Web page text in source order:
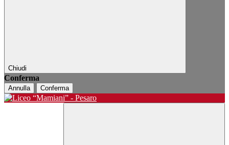
Chiudi
Conferma
Annulla Conferma